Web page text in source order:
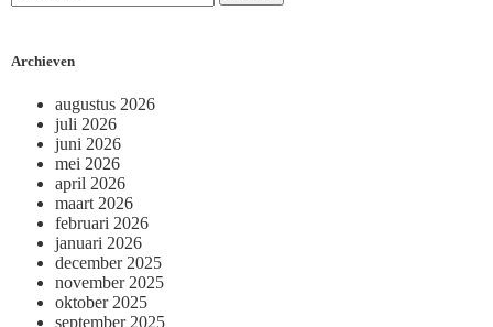
Archieven
augustus 2026
juli 2026
juni 2026
mei 2026
april 2026
maart 2026
februari 2026
januari 2026
december 2025
november 2025
oktober 2025
september 2025